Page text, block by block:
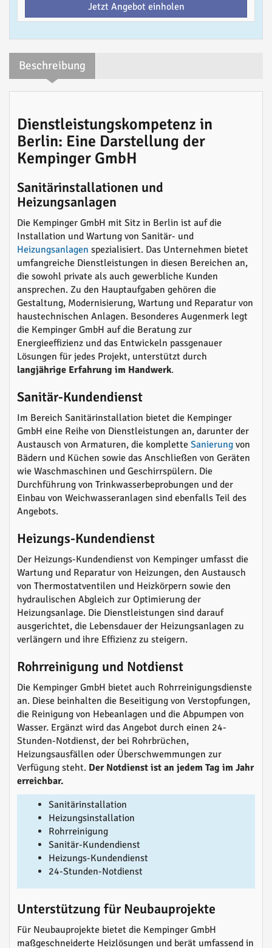
Jetzt Angebot einholen
Beschreibung
Dienstleistungskompetenz in
Berlin: Eine Darstellung der
Kempinger GmbH
Sanitärinstallationen und
Heizungsanlagen
Die Kempinger GmbH mit Sitz in Berlin ist auf die
Installation und Wartung von Sanitär- und
Heizungsanlagen spezialisiert. Das Unternehmen bietet
umfangreiche Dienstleistungen in diesen Bereichen an,
die sowohl private als auch gewerbliche Kunden
ansprechen. Zu den Hauptaufgaben gehören die
Gestaltung, Modernisierung, Wartung und Reparatur von
haustechnischen Anlagen. Besonderes Augenmerk legt
die Kempinger GmbH auf die Beratung zur
Energieeffizienz und das Entwickeln passgenauer
Lösungen für jedes Projekt, unterstützt durch
langjährige Erfahrung im Handwerk.
Sanitär-Kundendienst
Im Bereich Sanitärinstallation bietet die Kempinger
GmbH eine Reihe von Dienstleistungen an, darunter der
Austausch von Armaturen, die komplette Sanierung von
Bädern und Küchen sowie das Anschließen von Geräten
wie Waschmaschinen und Geschirrspülern. Die
Durchführung von Trinkwasserbeprobungen und der
Einbau von Weichwasseranlagen sind ebenfalls Teil des
Angebots.
Heizungs-Kundendienst
Der Heizungs-Kundendienst von Kempinger umfasst die
Wartung und Reparatur von Heizungen, den Austausch
von Thermostatventilen und Heizkörpern sowie den
hydraulischen Abgleich zur Optimierung der
Heizungsanlage. Die Dienstleistungen sind darauf
ausgerichtet, die Lebensdauer der Heizungsanlagen zu
verlängern und ihre Effizienz zu steigern.
Rohrreinigung und Notdienst
Die Kempinger GmbH bietet auch Rohrreinigungsdienste
an. Diese beinhalten die Beseitigung von Verstopfungen,
die Reinigung von Hebeanlagen und die Abpumpen von
Wasser. Ergänzt wird das Angebot durch einen 24-
Stunden-Notdienst, der bei Rohrbrüchen,
Heizungsausfällen oder Überschwemmungen zur
Verfügung steht. Der Notdienst ist an jedem Tag im Jahr
erreichbar.
Sanitärinstallation
Heizungsinstallation
Rohrreinigung
Sanitär-Kundendienst
Heizungs-Kundendienst
24-Stunden-Notdienst
Unterstützung für Neubauprojekte
Für Neubauprojekte bietet die Kempinger GmbH
maßgeschneiderte Heizlösungen und berät umfassend in